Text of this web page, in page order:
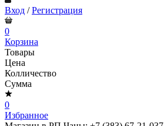
Вход /Регистрация
0
Корзина
Товары
Цена
Колличество
Сумма
0
Избранное